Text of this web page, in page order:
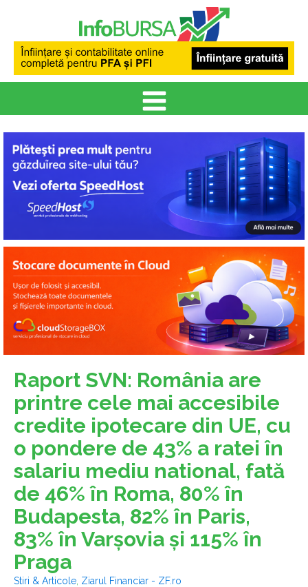
Raport SVN: România are
printre cele mai accesibile
credite ipotecare din UE, cu
o pondere de 43% a ratei în
salariu mediu national, fată
de 46% în Roma, 80% în
Budapesta, 82% în Paris,
83% în Varşovia şi 115% în
Praga
Stiri & Articole Ziarul Financiar - ZF.ro